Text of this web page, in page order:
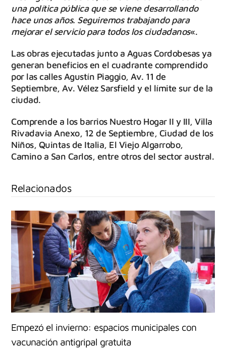
una política pública que se viene desarrollando
hace unos años. Seguiremos trabajando para
mejorar el servicio para todos los ciudadanos«.
Las obras ejecutadas junto a Aguas Cordobesas ya
generan beneficios en el cuadrante comprendido
por las calles Agustín Piaggio, Av. 11 de
Septiembre, Av. Vélez Sarsfield y el límite sur de la
ciudad.
Comprende a los barrios Nuestro Hogar II y III, Villa
Rivadavia Anexo, 12 de Septiembre, Ciudad de los
Niños, Quintas de Italia, El Viejo Algarrobo,
Camino a San Carlos, entre otros del sector austral.
Relacionados
Empezó el invierno: espacios municipales con
vacunación antigripal gratuita